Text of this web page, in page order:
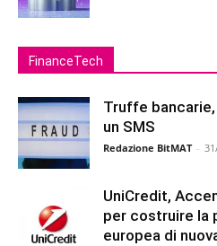
FinanceTech
Truffe
un SMS
Redazione BitMAT -
UniCredit,
per costruire la
europea di